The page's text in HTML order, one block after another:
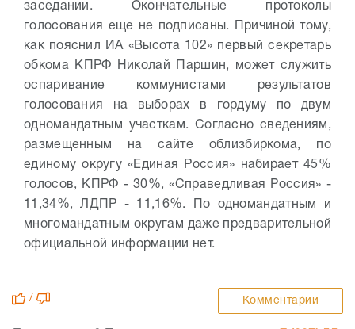
заседании. Окончательные протоколы
голосования еще не подписаны. Причиной тому,
как пояснил ИА «Высота 102» первый секретарь
обкома КПРФ Николай Паршин, может служить
оспаривание коммунистами результатов
голосования на выборах в гордуму по двум
одномандатным участкам. Согласно сведениям,
размещенным на сайте облизбиркома, по
единому округу «Единая Россия» набирает 45%
голосов, КПРФ - 30%, «Справедливая Россия» -
11,34%, ЛДПР - 11,16%. По одномандатным и
многомандатным округам даже предварительной
официальной информации нет.
/ Комментарии